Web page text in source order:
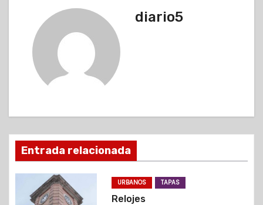
i
ó
n
diario5
Entrada relacionada
URBANOS TAPAS
Relojes